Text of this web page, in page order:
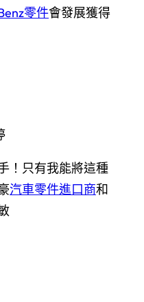
零件會發展獲得
！只有我能將這種
汽車零件進口商和